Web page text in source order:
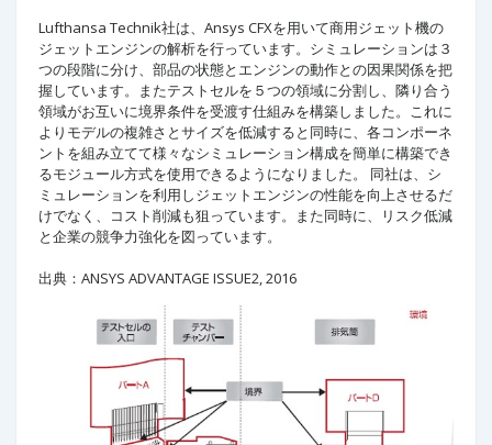
Lufthansa Technik社は、Ansys CFXを用いて商用ジェット機の
ジェットエンジンの解析を行っています。シミュレーションは３
つの段階に分け、部品の状態とエンジンの動作との因果関係を把
握しています。またテストセルを５つの領域に分割し、隣り合う
領域がお互いに境界条件を受渡す仕組みを構築しました。これに
よりモデルの複雑さとサイズを低減すると同時に、各コンポーネ
ントを組み立てて様々なシミュレーション構成を簡単に構築でき
るモジュール方式を使用できるようになりました。 同社は、シ
ミュレーションを利用しジェットエンジンの性能を向上させるだ
けでなく、コスト削減も狙っています。また同時に、リスク低減
と企業の競争力強化を図っています。
出典：ANSYS ADVANTAGE ISSUE2, 2016